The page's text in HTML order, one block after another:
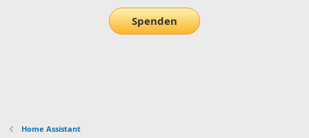
Spenden
Home Assistant